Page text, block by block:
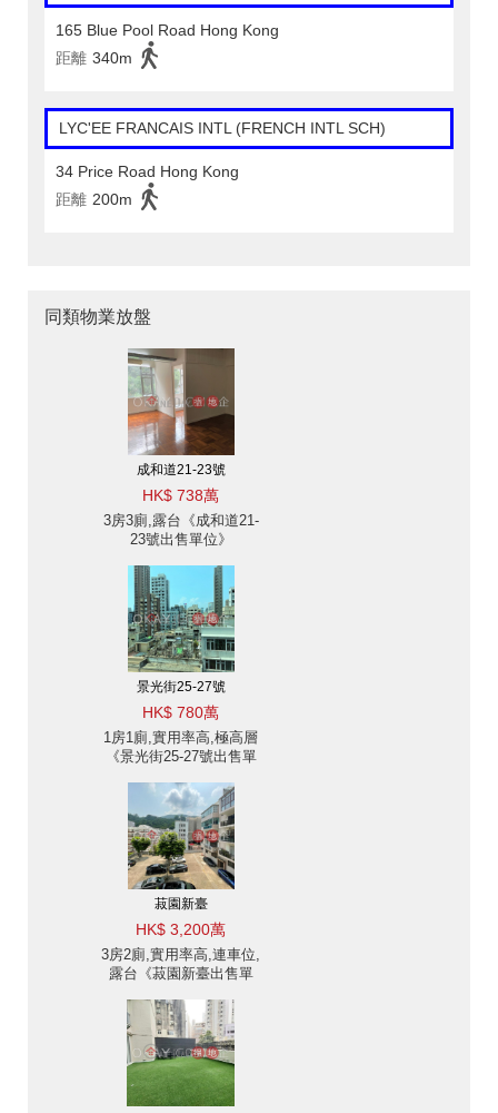
165 Blue Pool Road Hong Kong
距離 340m
LYC'EE FRANCAIS INTL (FRENCH INTL SCH)
34 Price Road Hong Kong
距離 200m
同類物業放盤
成和道21-23號
HK$ 738萬
3房3廁,露台《成和道21-
23號出售單位》
景光街25-27號
HK$ 780萬
1房1廁,實用率高,極高層
《景光街25-27號出售單
菽園新臺
HK$ 3,200萬
3房2廁,實用率高,連車位,
露台《菽園新臺出售單